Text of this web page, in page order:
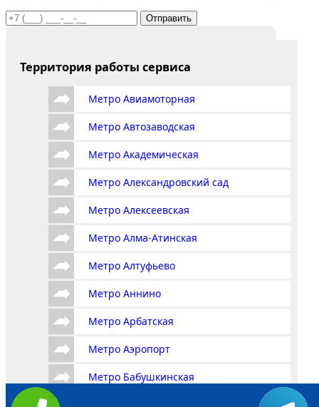
Отправить
Территория работы сервиса
Метро Авиамоторная
Метро Автозаводская
Метро Академическая
Метро Александровский сад
Метро Алексеевская
Метро Алма-Атинская
Метро Алтуфьево
Метро Аннино
Метро Арбатская
Метро Аэропорт
Метро Бабушкинская